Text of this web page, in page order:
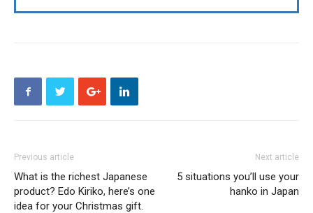
Previous article
What is the richest Japanese
product? Edo Kiriko, here’s one
idea for your Christmas gift.
Next article
5 situations you’ll use your
hanko in Japan